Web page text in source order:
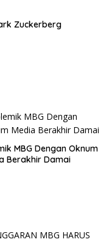
Zuckerberg
MBG Dengan Oknum
Berakhir Damai